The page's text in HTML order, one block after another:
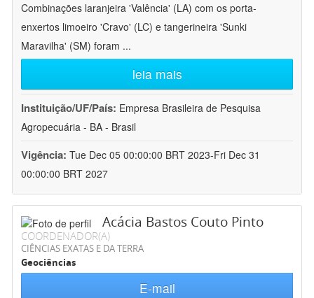
Combinações laranjeira 'Valência' (LA) com os porta-
enxertos limoeiro 'Cravo' (LC) e tangerineira 'Sunki
Maravilha' (SM) foram ...
leia mais
Instituição/UF/País: Empresa Brasileira de Pesquisa
Agropecuária - BA - Brasil
Vigência: Tue Dec 05 00:00:00 BRT 2023-Fri Dec 31
00:00:00 BRT 2027
Acácia Bastos Couto Pinto
COORDENADOR(A)
CIÊNCIAS EXATAS E DA TERRA
Geociências
E-mail